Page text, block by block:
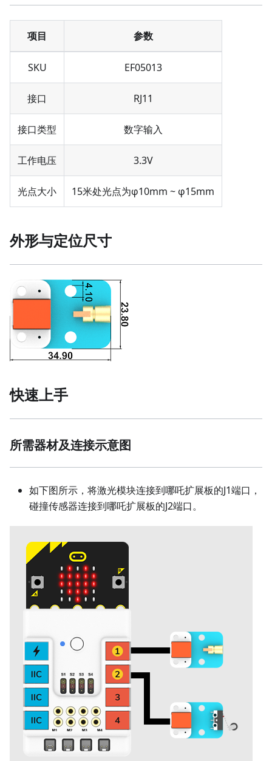
项目 参数
SKU EF05013
接口 RJ11
接口类型 数字输入
工作电压 3.3V
光点大小 15米处光点为φ10mm ~ φ15mm
外形与定位尺寸
快速上手
所需器材及连接示意图
如下图所示，将激光模块连接到哪吒扩展板的J1端口，
碰撞传感器连接到哪吒扩展板的J2端口。